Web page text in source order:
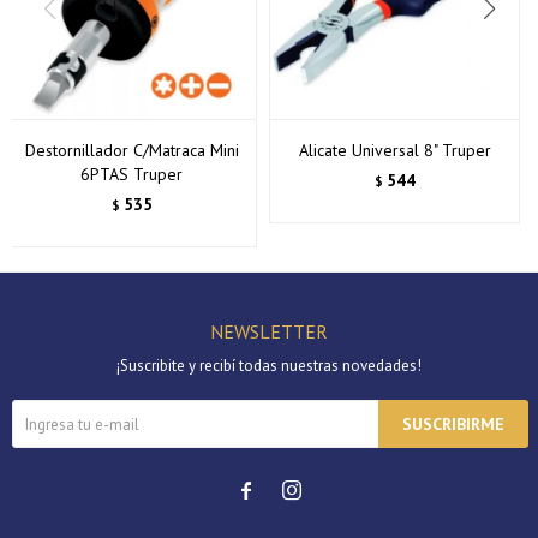
Destornillador C/Matraca Mini
6PTAS Truper
$ 535
Alicate Universal 8" Truper
$ 544
NEWSLETTER
¡Suscribite y recibí todas nuestras novedades!
SUSCRIBIRME
 